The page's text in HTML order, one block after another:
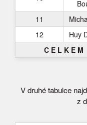
11
12
Huy
C E L K E M
V druhé tabulce
z